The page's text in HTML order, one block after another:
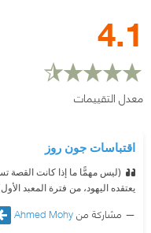
4.1
معدل التقييمات
اقتباسات جون روز
(ليس مهمًّا ما إذا كانت القصة
يعتقده اليهود، من فترة المعبد
مشاركة منAhmed Mohy